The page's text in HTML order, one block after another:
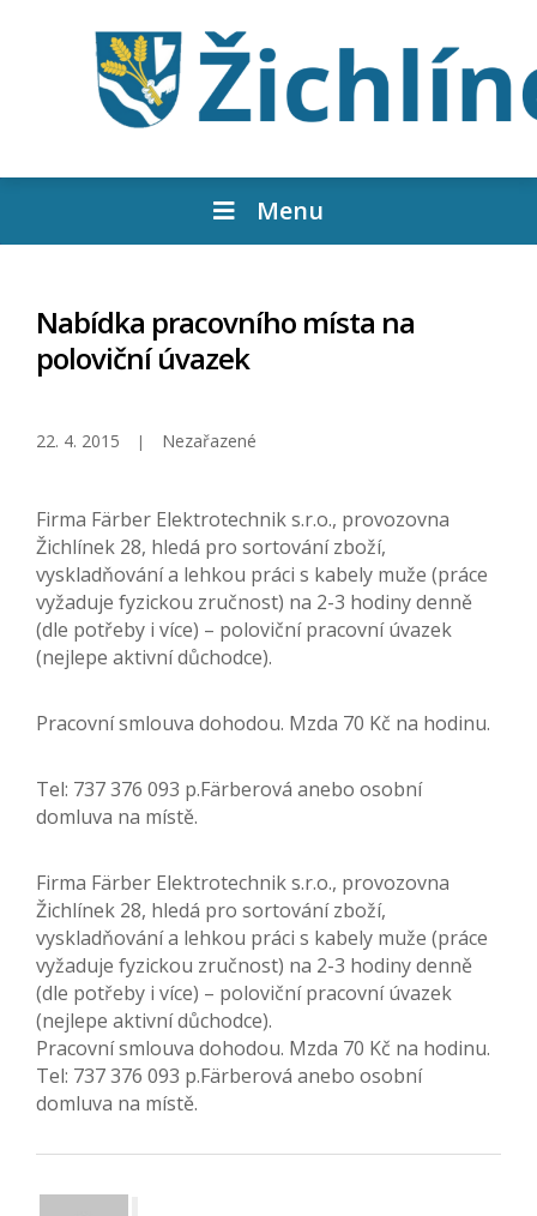
Menu
Nabídka pracovního místa na
poloviční úvazek
22. 4. 2015 Nezařazené
Firma Färber Elektrotechnik s.r.o., provozovna
Žichlínek 28, hledá pro sortování zboží,
vyskladňování a lehkou práci s kabely muže (práce
vyžaduje fyzickou zručnost) na 2-3 hodiny denně
(dle potřeby i více) – poloviční pracovní úvazek
(nejlepe aktivní důchodce).
Pracovní smlouva dohodou. Mzda 70 Kč na hodinu.
Tel: 737 376 093 p.Färberová anebo osobní
domluva na místě.
Firma Färber Elektrotechnik s.r.o., provozovna
Žichlínek 28, hledá pro sortování zboží,
vyskladňování a lehkou práci s kabely muže (práce
vyžaduje fyzickou zručnost) na 2-3 hodiny denně
(dle potřeby i více) – poloviční pracovní úvazek
(nejlepe aktivní důchodce).
Pracovní smlouva dohodou. Mzda 70 Kč na hodinu.
Tel: 737 376 093 p.Färberová anebo osobní
domluva na místě.